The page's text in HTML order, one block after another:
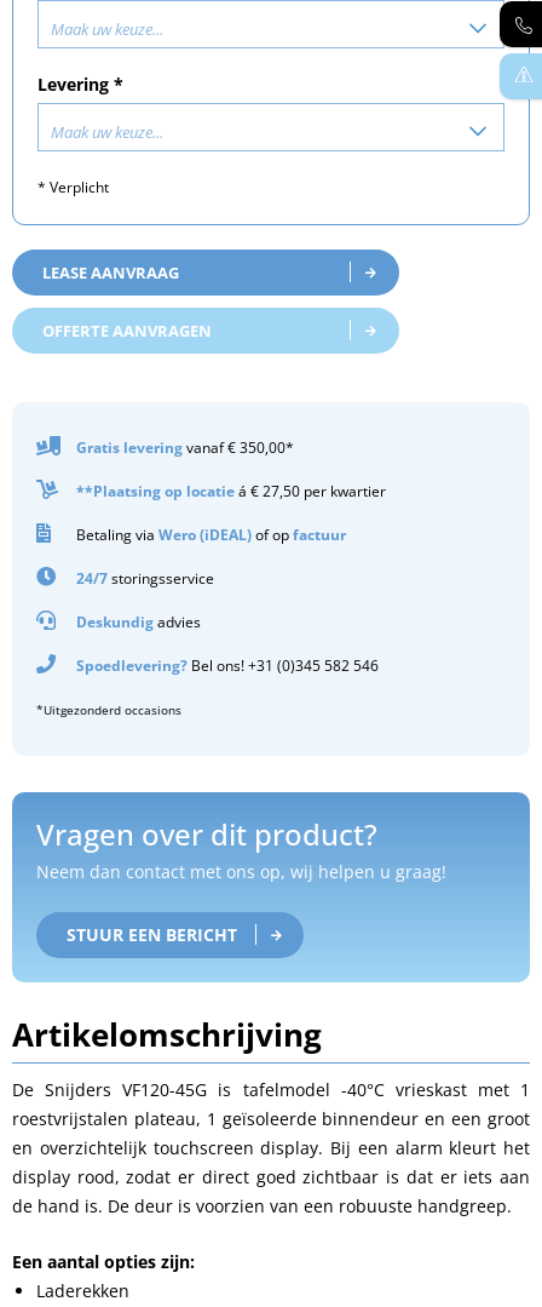
Maak uw keuze...
Levering *
Maak uw keuze...
* Verplicht
LEASE AANVRAAG
OFFERTE AANVRAGEN
Gratis leveringvanaf € 350,00*
**Plaatsing op locatieá € 27,50 per kwartier
Betaling via Wero (iDEAL)of opfactuur
24/7storingsservice
Deskundigadvies
Spoedlevering? Bel ons! +31 (0)345 582 546
*Uitgezonderd occasions
Vragen over dit product?
Neem dan contact met ons op, wij helpen u graag!
STUUR EEN BERICHT
Artikelomschrijving
De Snijders VF120-45G is tafelmodel -40°C vrieskast met 1
roestvrijstalen plateau, 1 geïsoleerde binnendeur en een groot
en overzichtelijk touchscreen display. Bij een alarm kleurt het
display rood, zodat er direct goed zichtbaar is dat er iets aan
de hand is. De deur is voorzien van een robuuste handgreep.
Een aantal opties zijn:
Laderekken